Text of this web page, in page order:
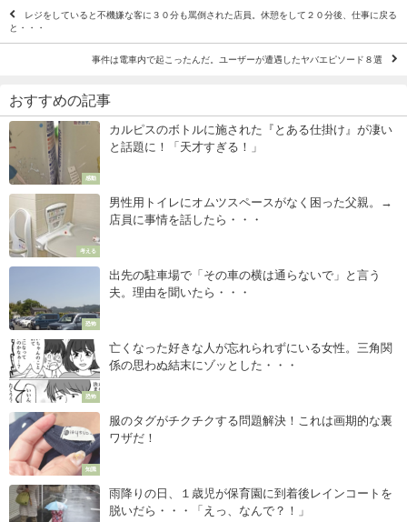
レジをしていると不機嫌な客に３０分も罵倒された店員。休憩をして２０分後、仕事に戻る
と・・・
事件は電車内で起こったんだ。ユーザーが遭遇したヤバエピソード８選
おすすめの記事
感動
カルピスのボトルに施された『とある仕掛け』が凄い
と話題に！「天才すぎる！」
考える
男性用トイレにオムツスペースがなく困った父親。→
店員に事情を話したら・・・
恐怖
出先の駐車場で「その車の横は通らないで」と言う
夫。理由を聞いたら・・・
恐怖
亡くなった好きな人が忘れられずにいる女性。三角関
係の思わぬ結末にゾッとした・・・
知識
服のタグがチクチクする問題解決！これは画期的な裏
ワザだ！
雨降りの日、１歳児が保育園に到着後レインコートを
脱いだら・・・「えっ、なんで？！」